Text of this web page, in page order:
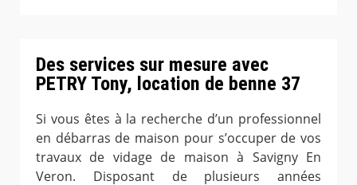
Des services sur mesure avec
PETRY Tony, location de benne 37
Si vous êtes à la recherche d’un professionnel
en débarras de maison pour s’occuper de vos
travaux de vidage de maison à Savigny En
Veron. Disposant de plusieurs années